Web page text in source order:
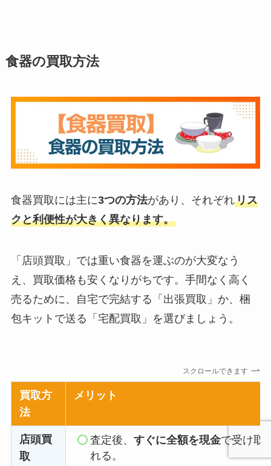
食器の買取方法
食器買取には主に3つの方法があり、それぞれリス
クと利便性が大きく異なります。
「店頭買取」では重い食器を運ぶのが大変なう
え、買取価格も安くなりがちです。手間なく高く
売るために、自宅で完結する「出張買取」か、梱
包キットで送る「宅配買取」を選びましょう。
スクロールできます
買取方
法
メリット
店頭買
取
査定後、すぐに全額を現金で受け取
れる。